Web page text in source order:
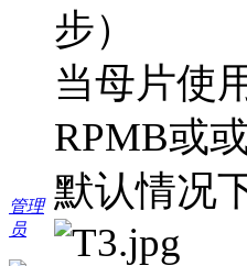
管理
员
步）
当母片使
RPMB或
默认情况